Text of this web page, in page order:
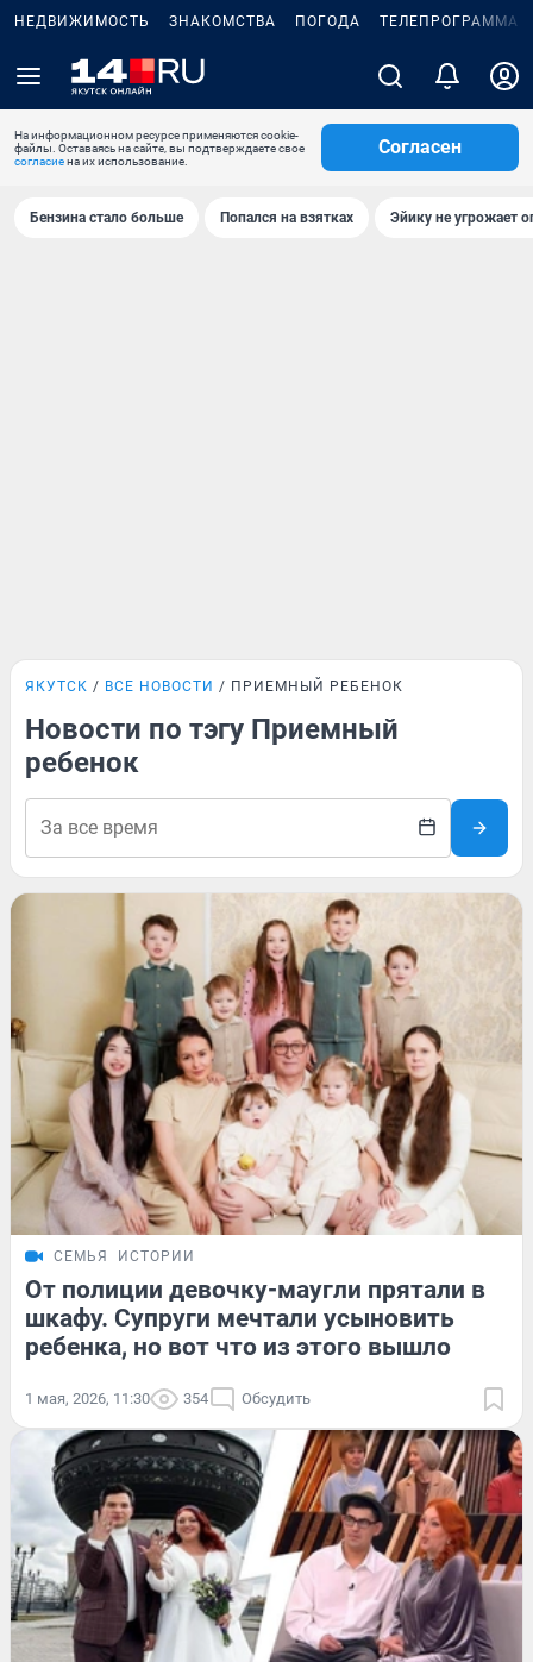
НЕДВИЖИМОСТЬ ЗНАКОМСТВА ПОГОДА ТЕЛЕПРОГРАММА
На информационном ресурсе применяются cookie-
файлы. Оставаясь на сайте, вы подтверждаете свое
согласиена их использование.
Согласен
Бензина стало больше Попался на взятках Эйику не угрожает
ЯКУТСК ВСЕ НОВОСТИ ПРИЕМНЫЙ РЕБЕНОК
Новости по тэгу Приемный
ребенок
СЕМЬЯ ИСТОРИИ
От полиции девочку-маугли прятали в
шкафу. Супруги мечтали усыновить
ребенка, но вот что из этого вышло
1 мая, 2026, 11:30 354 Обсудить